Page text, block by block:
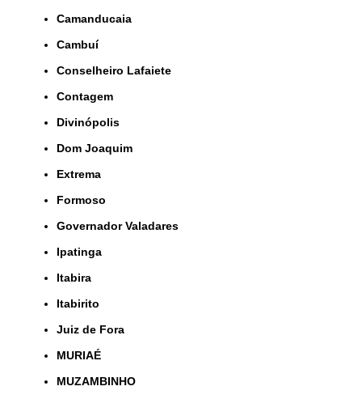
Camanducaia
Cambuí
Conselheiro Lafaiete
Contagem
Divinópolis
Dom Joaquim
Extrema
Formoso
Governador Valadares
Ipatinga
Itabira
Itabirito
Juiz de Fora
MURIAÉ
MUZAMBINHO